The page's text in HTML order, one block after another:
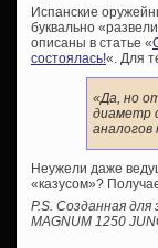
Испанские
буквально
описаны в статье «
состоялась!«. Для
«Да, но
диаметр
аналогов
Неужели даже
«казусом»?
P.S. Созданная
MAGNUM 1250